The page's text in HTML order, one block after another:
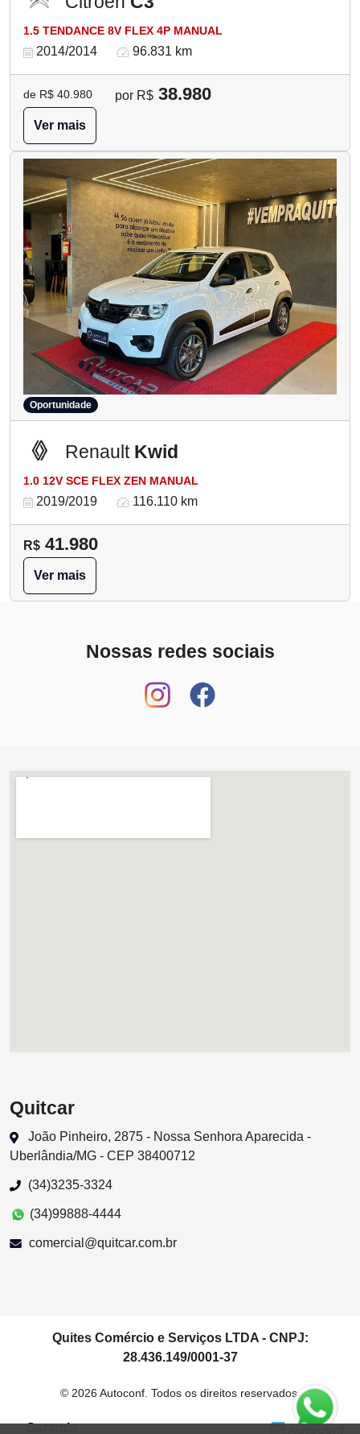
1.5 TENDANCE 8V FLEX 4P MANUAL
2014/2014 96.831 km
de R$ 40.980 por R$ 38.980
Ver mais
Oportunidade
Renault Kwid
1.0 12V SCE FLEX ZEN MANUAL
2019/2019 116.110 km
R$ 41.980
Ver mais
Nossas redes sociais
Quitcar
João Pinheiro, 2875 - Nossa Senhora Aparecida -
Uberlândia/MG - CEP 38400712
(34)3235-3324
(34)99888-4444
comercial@quitcar.com.br
Quites Comércio e Serviços LTDA - CNPJ:
28.436.149/0001-37
© 2026 Autoconf. Todos os direitos reservados.
Garantia